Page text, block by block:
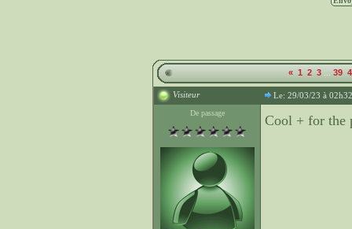
« 1 2 3 ... 39
Visiteur Le: 29/03/23 à 02h32
De passage Cool + for the